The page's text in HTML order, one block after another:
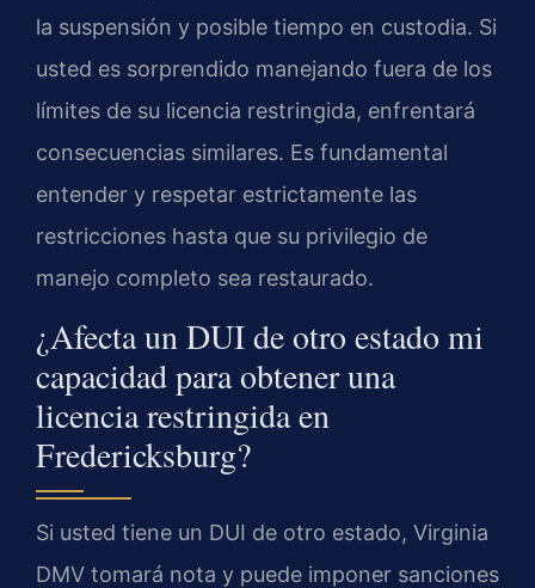
la suspensión y posible tiempo en custodia. Si
usted es sorprendido manejando fuera de los
límites de su licencia restringida, enfrentará
consecuencias similares. Es fundamental
entender y respetar estrictamente las
restricciones hasta que su privilegio de
manejo completo sea restaurado.
¿Afecta un DUI de otro estado mi
capacidad para obtener una
licencia restringida en
Fredericksburg?
Si usted tiene un DUI de otro estado, Virginia
DMV tomará nota y puede imponer sanciones